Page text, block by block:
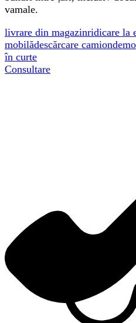
vamale.
livrare din magazinridicare la
mobilădescărcare camion
în curte
Consultare